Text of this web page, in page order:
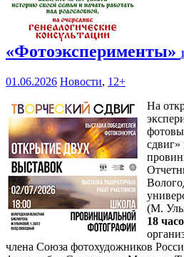
«Фотоэксперименты»
01.06.2026 Новости, 12+
На
(М.
18
члена Союза фотохудожников